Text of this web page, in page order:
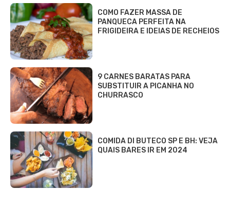
COMO FAZER MASSA DE
PANQUECA PERFEITA NA
FRIGIDEIRA E IDEIAS DE RECHEIOS
9 CARNES BARATAS PARA
SUBSTITUIR A PICANHA NO
CHURRASCO
COMIDA DI BUTECO SP E BH: VEJA
QUAIS BARES IR EM 2024